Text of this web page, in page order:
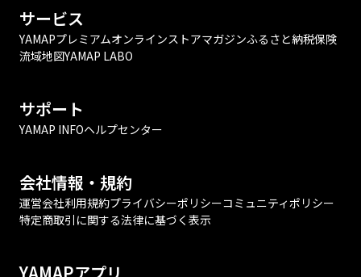
サービス
YAMAPプレミアムオンラインストアマガジンふるさと納税保険
流域地図YAMAP LABO
サポート
YAMAP INFOヘルプセンター
会社情報・規約
運営会社利用規約プライバシーポリシーコミュニティポリシー
特定商取引に関する法律に基づく表示